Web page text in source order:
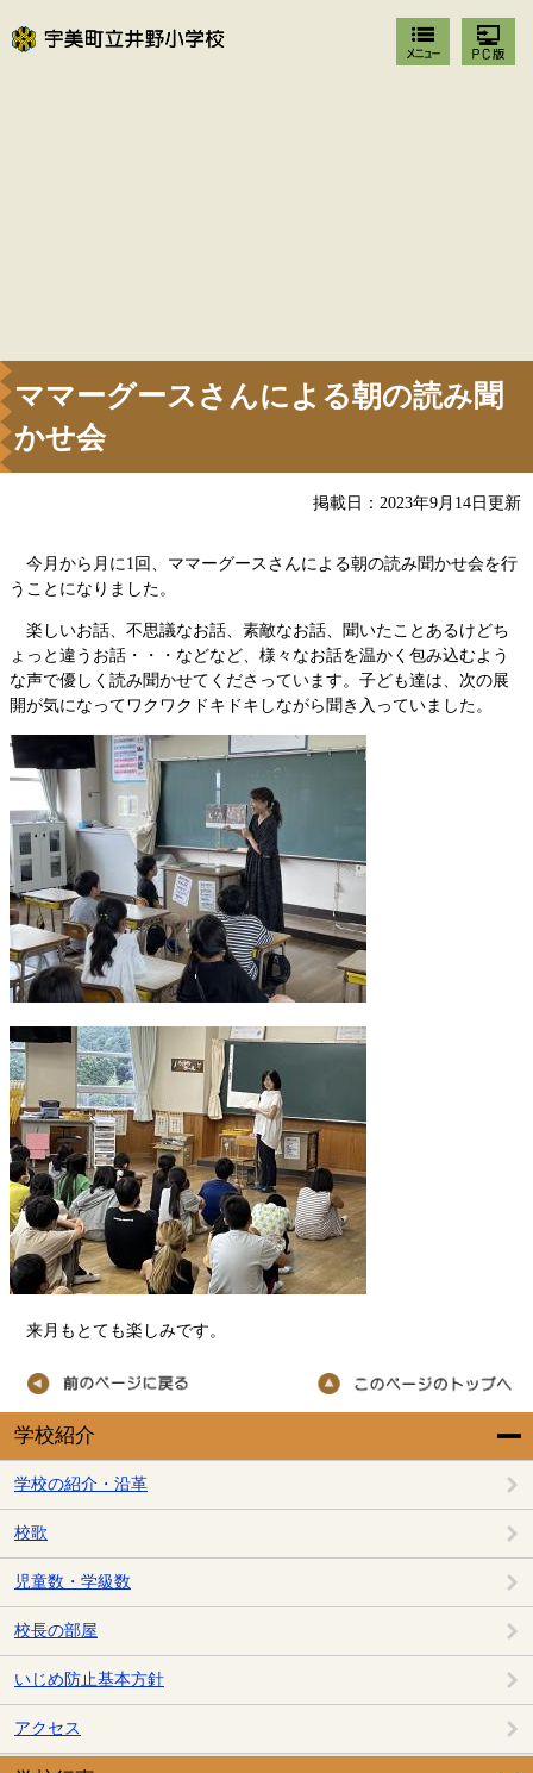
学校紹介
学校の紹介・沿革
校歌
児童数・学級数
校長の部屋
いじめ防止基本方針
アクセス
ママーグースさんによる朝の読み聞
かせ会
掲載日：2023年9月14日更新
今月から月に1回、ママーグースさんによる朝の読み聞かせ会を行
うことになりました。
楽しいお話、不思議なお話、素敵なお話、聞いたことあるけどち
ょっと違うお話・・・などなど、様々なお話を温かく包み込むよう
な声で優しく読み聞かせてくださっています。子ども達は、次の展
開が気になってワクワクドキドキしながら聞き入っていました。
来月もとても楽しみです。